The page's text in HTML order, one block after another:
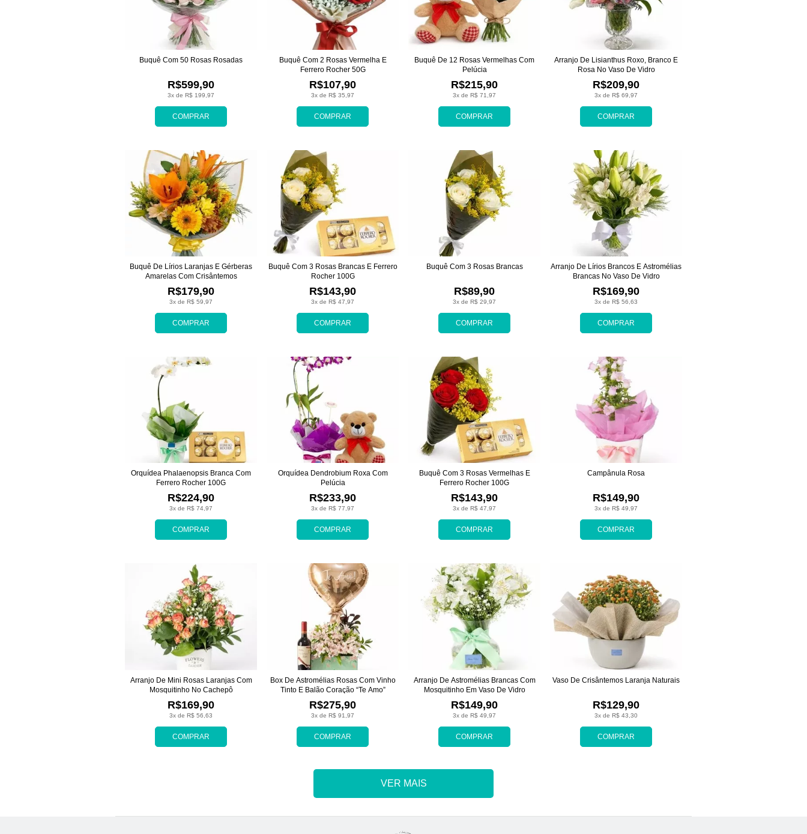
COMPRAR
3x de R$ 199,97
R$599,90
Buquê Com 50 Rosas Rosadas
COMPRAR
3x de R$ 35,97
R$107,90
Buquê Com 2 Rosas Vermelha E
Ferrero Rocher 50G
COMPRAR
3x de R$ 71,97
R$215,90
Buquê De 12 Rosas Vermelhas Com
Pelúcia
COMPRAR
3x de R$ 69,97
R$209,90
Arranjo De Lisianthus Roxo, Branco E
Rosa No Vaso De Vidro
COMPRAR
3x de R$ 59,97
R$179,90
Buquê De Lírios Laranjas E Gérberas
Amarelas Com Crisântemos
COMPRAR
3x de R$ 47,97
R$143,90
Buquê Com 3 Rosas Brancas E Ferrero
Rocher 100G
COMPRAR
3x de R$ 29,97
R$89,90
Buquê Com 3 Rosas Brancas
COMPRAR
3x de R$ 56,63
R$169,90
Arranjo De Lírios Brancos E Astromélias
Brancas No Vaso De Vidro
COMPRAR
3x de R$ 74,97
R$224,90
Orquídea Phalaenopsis Branca Com
Ferrero Rocher 100G
COMPRAR
3x de R$ 77,97
R$233,90
Orquídea Dendrobium Roxa Com
Pelúcia
COMPRAR
3x de R$ 47,97
R$143,90
Buquê Com 3 Rosas Vermelhas E
Ferrero Rocher 100G
COMPRAR
3x de R$ 49,97
R$149,90
Campânula Rosa
COMPRAR
3x de R$ 56,63
R$169,90
Arranjo De Mini Rosas Laranjas Com
Mosquitinho No Cachepô
COMPRAR
3x de R$ 91,97
R$275,90
Box De Astromélias Rosas Com Vinho
Tinto E Balão Coração “Te Amo”
COMPRAR
3x de R$ 49,97
R$149,90
Arranjo De Astromélias Brancas Com
Mosquitinho Em Vaso De Vidro
COMPRAR
3x de R$ 43,30
R$129,90
Vaso De Crisântemos Laranja Naturais
VER MAIS